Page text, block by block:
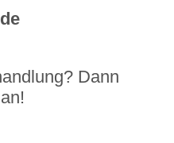
Dann